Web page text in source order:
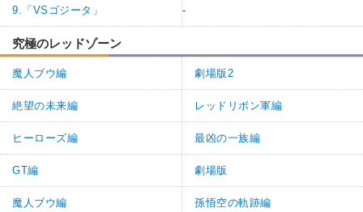
9.「VSゴジータ」 -
究極のレッドゾーン
魔人ブウ編 劇場版2
絶望の未来編 レッドリボン軍編
ヒーローズ編 最凶の一族編
GT編 劇場版
魔人ブウ編 孫悟空の軌跡編